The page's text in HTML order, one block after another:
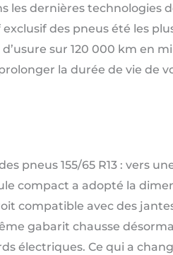
les dernières technologies
des pneus été les
sur 120 000 km en
la durée de vie de
pneus 155/65 R13 : vers
compact a adopté la
compatible avec des
gabarit chausse
électriques. Ce qui a